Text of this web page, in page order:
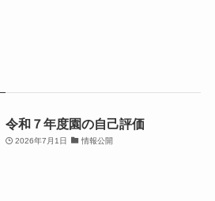
令和７年度園の自己評価
2026年7月1日 情報公開